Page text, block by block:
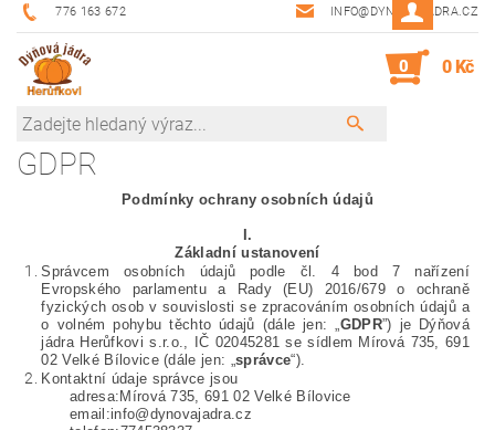
776 163 672 INFO@DYNOVAJADRA.CZ
0 0 Kč
GDPR
Podmínky ochrany osobních údajů
I.
Základní ustanovení
Správcem osobních údajů podle čl. 4 bod 7 nařízení
Evropského parlamentu a Rady (EU) 2016/679 o ochraně
fyzických osob v souvislosti se zpracováním osobních údajů a
o volném pohybu těchto údajů (dále jen: „GDPR”) je Dýňová
jádra Herůfkovi s.r.o., IČ 02045281 se sídlem Mírová 735, 691
02 Velké Bílovice (dále jen: „správce“).
Kontaktní údaje správce jsou
adresa:Mírová 735, 691 02 Velké Bílovice
email:info@dynovajadra.cz